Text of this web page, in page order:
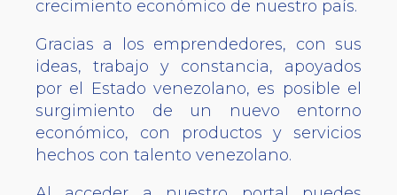
crecimiento económico de nuestro país.
Gracias a los emprendedores, con sus
ideas, trabajo y constancia, apoyados
por el Estado venezolano, es posible el
surgimiento de un nuevo entorno
económico, con productos y servicios
hechos con talento venezolano.